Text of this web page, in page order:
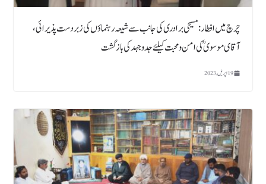
چرچ میں افطار: مسیحی برادری کی جانب سے شیعہ رہنماؤں کی زبردست پذیرائی ،
آقای موسوی ؒ کی امن و محبت کیلئے جدوجہد کی بازگشت
19 اپریل, 2023